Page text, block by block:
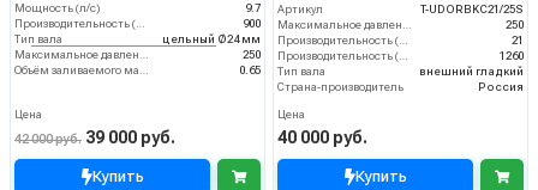
Мощность (л/с)
9.7
900
Тип вала
цельный Ø24 мм
250
0.65
Цена
42 000 руб. 39 000 руб.
Купить
Артикул
T-UDORBKC21/25S
250
21
1260
Тип вала
внешний гладкий
Страна-производитель
Россия
Цена
40 000 руб.
Купить